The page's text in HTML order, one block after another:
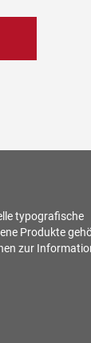
typografische
Produkte
zur